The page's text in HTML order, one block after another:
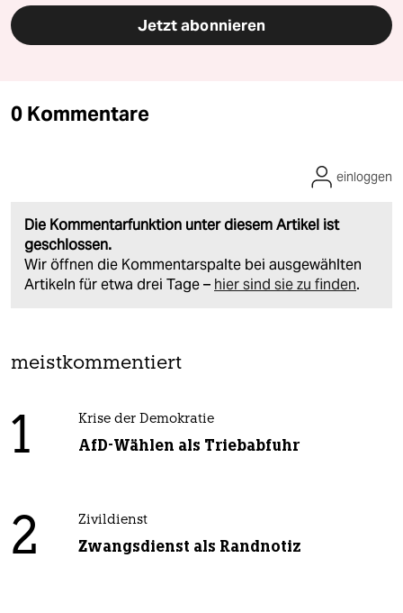
Jetzt abonnieren
0 Kommentare
Die Kommentarfunktion unter diesem Artikel ist
geschlossen.
Wir öffnen die Kommentarspalte bei ausgewählten
Artikeln für etwa drei Tage – hier sind sie zu finden.
einloggen
meistkommentiert
1 Krise der Demokratie
AfD-Wählen als Triebabfuhr
2 Zivildienst
Zwangsdienst als Randnotiz